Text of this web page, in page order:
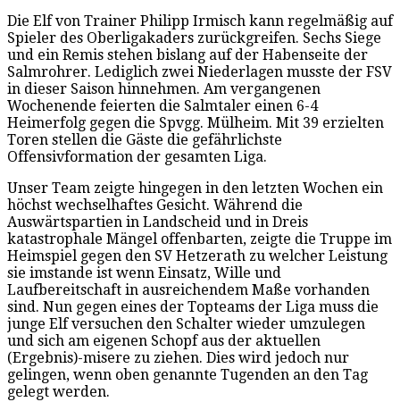
Die Elf von Trainer Philipp Irmisch kann regelmäßig auf
Spieler des Oberligakaders zurückgreifen. Sechs Siege
und ein Remis stehen bislang auf der Habenseite der
Salmrohrer. Lediglich zwei Niederlagen musste der FSV
in dieser Saison hinnehmen. Am vergangenen
Wochenende feierten die Salmtaler einen 6-4
Heimerfolg gegen die Spvgg. Mülheim. Mit 39 erzielten
Toren stellen die Gäste die gefährlichste
Offensivformation der gesamten Liga.
Unser Team zeigte hingegen in den letzten Wochen ein
höchst wechselhaftes Gesicht. Während die
Auswärtspartien in Landscheid und in Dreis
katastrophale Mängel offenbarten, zeigte die Truppe im
Heimspiel gegen den SV Hetzerath zu welcher Leistung
sie imstande ist wenn Einsatz, Wille und
Laufbereitschaft in ausreichendem Maße vorhanden
sind. Nun gegen eines der Topteams der Liga muss die
junge Elf versuchen den Schalter wieder umzulegen
und sich am eigenen Schopf aus der aktuellen
(Ergebnis)-misere zu ziehen. Dies wird jedoch nur
gelingen, wenn oben genannte Tugenden an den Tag
gelegt werden.